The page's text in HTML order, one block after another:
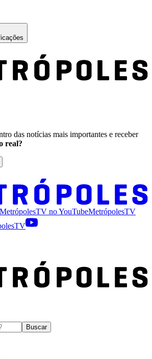
das notícias mais importantes e receber
real?
MetrópolesTV noYouTubeMetrópolesTV
Buscar